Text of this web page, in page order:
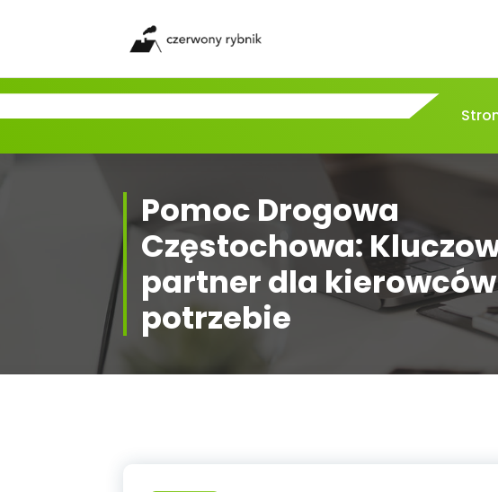
Pomoc Drogowa
Częstochowa:
partner dla
potrzebie